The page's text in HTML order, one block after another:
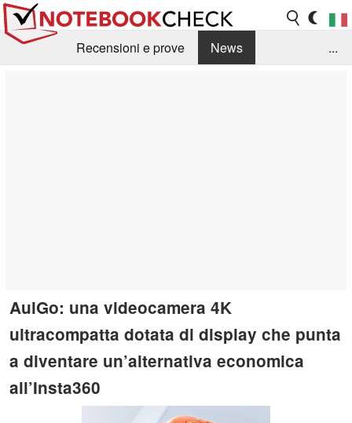
Recensioni e prove
News
...
AulGo: una videocamera 4K
ultracompatta dotata di display che punta
a diventare un’alternativa economica
all’Insta360